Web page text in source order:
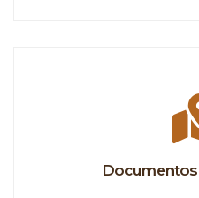
Documentos